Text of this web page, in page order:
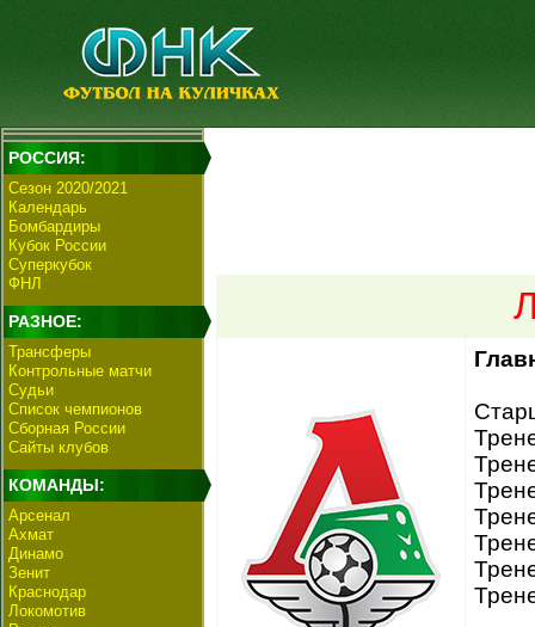
РОССИЯ:
Сезон 2020/2021
Календарь
Бомбардиры
Кубок России
Суперкубок
ФНЛ
РАЗНОЕ:
Трансферы
Контрольные матчи
Судьи
Список чемпионов
Сборная России
Сайты клубов
КОМАНДЫ:
Арсенал
Ахмат
Динамо
Зенит
Краснодар
Локомотив